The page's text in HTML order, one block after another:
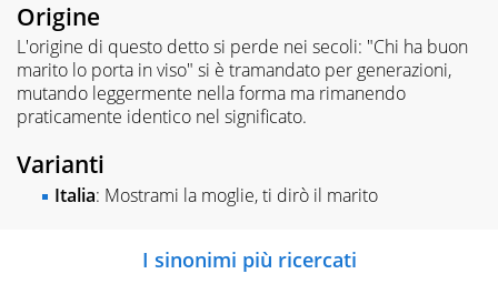
Origine
L'origine di questo detto si perde nei secoli: "Chi ha buon
marito lo porta in viso" si è tramandato per generazioni,
mutando leggermente nella forma ma rimanendo
praticamente identico nel significato.
Varianti
Italia: Mostrami la moglie, ti dirò il marito
I sinonimi più ricercati